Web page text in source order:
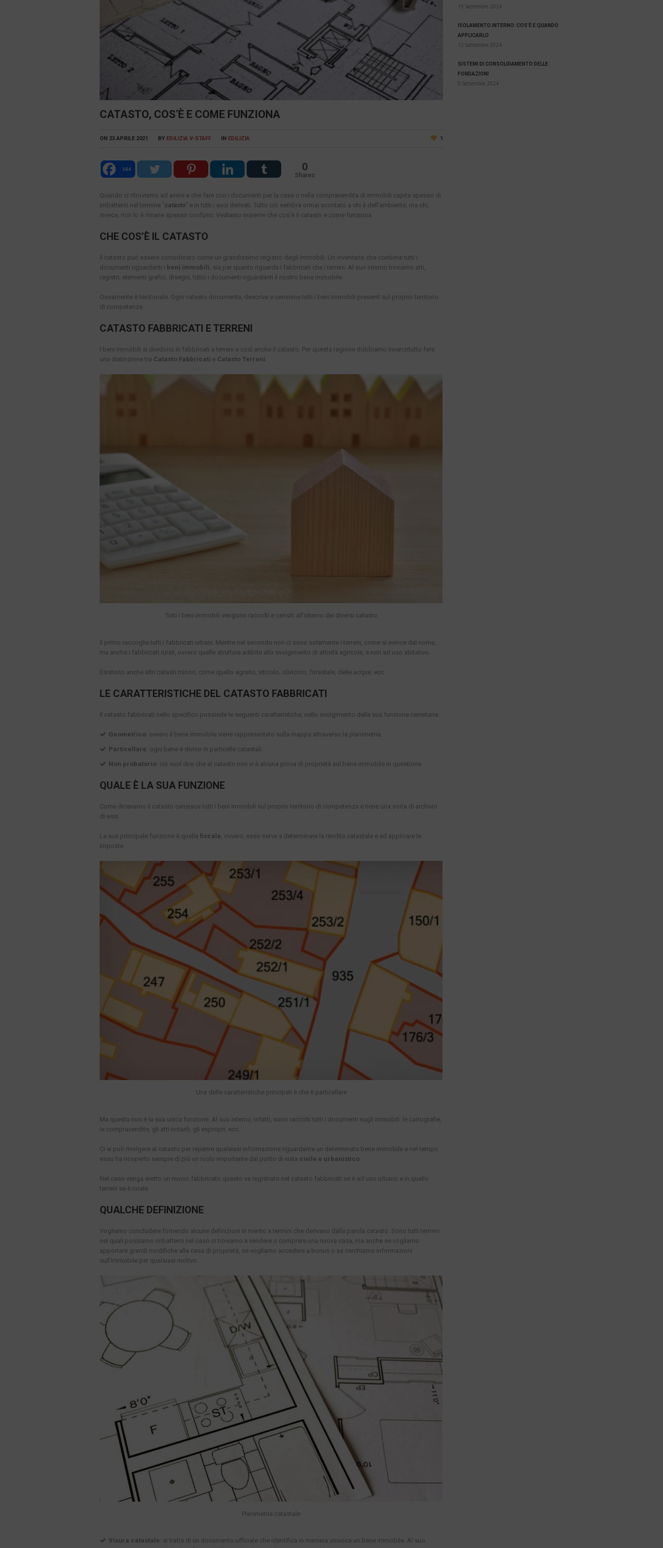
CATASTO, COS’È E COME FUNZIONA
1
ON 23 APRILE 2021 BY EDILIZIA V-STAFF IN EDILIZIA
164 0
Shares
Quando ci ritroviamo ad avere a che fare con i documenti per la casa o nella compravendita di immobili capita spesso di
imbatterci nel termine “catasto” e in tutti i suoi derivati. Tutto ciò sembra ormai scontato a chi è dell’ambiente, ma chi,
invece, non lo è rimane spesso confuso. Vediamo insieme che cos’è il catasto e come funziona.
CHE COS’È IL CATASTO
Il catasto può essere considerato come un grandissimo registro degli immobili. Un inventario che contiene tutti i
documenti riguardanti i beni immobili, sia per quanto riguarda i fabbricati che i terreni. Al suo interno troviamo atti,
registri, elementi grafici, disegni, tutto i documenti riguardanti il nostro bene immobile.
Ovviamente è territoriale. Ogni catasto documenta, descrive e censisce tutti i beni immobili presenti sul proprio territorio
di competenza.
CATASTO FABBRICATI E TERRENI
I beni immobili si dividono in fabbricati e terreni e così anche il catasto. Per questa ragione dobbiamo innanzitutto fare
una distinzione tra Catasto Fabbricati e Catasto Terreni.
Tutti i beni immobili vengono raccolti e censiti all’interno dei diversi catasto
Il primo raccoglie tutti i fabbricati urbani. Mentre nel secondo non ci sono solamente i terreni, come si evince dal nome,
ma anche i fabbricati rurali, ovvero quelle strutture adibite allo svolgimento di attività agricole, e non ad uso abitativo.
Esistono anche altri catasti minori, come quello agrario, viticolo, olivicolo, forestale, delle acque, ecc.
LE CARATTERISTICHE DEL CATASTO FABBRICATI
Il catasto fabbricati nello specifico possiede le seguenti caratteristiche, nello svolgimento della sua funzione censitaria:
Geometrico: ovvero il bene immobile viene rappresentato sulla mappa attraverso la planimetria.
Particellare: ogni bene è diviso in particelle catastali.
Non probatorio: ciò vuol dire che al catasto non vi è alcuna prova di proprietà sul bene immobile in questione.
QUALE È LA SUA FUNZIONE
Come dicevamo il catasto censisce tutti i beni immobili sul proprio territorio di competenza e tiene una sorta di archivio
di essi.
La sua principale funzione è quella fiscale, ovvero, esso serve a determinare la rendita catastale e ad applicare le
imposte.
Una delle caratteristiche principali è che è particellare
Ma questa non è la sua unica funzione. Al suo interno, infatti, sono raccolti tutti i documenti sugli immobili: le cartografie,
le compravendite, gli atti notarili, gli espropri, ecc.
Ci si può rivolgere al catasto per reperire qualsiasi informazione riguardante un determinato bene immobile e nel tempo
esso ha ricoperto sempre di più un ruolo importante dal punto di vista civile e urbanistico.
Nel caso venga eretto un nuovo fabbricato questo va registrato nel catasto fabbricati se è ad uso urbano e in quello
terreni se è rurale.
QUALCHE DEFINIZIONE
Vogliamo concludere fornendo alcune definizioni in merito a termini che derivano dalla parola catasto. Sono tutti termini
nei quali possiamo imbatterci nel caso ci troviamo a vendere o comprare una nuova casa, ma anche se vogliamo
apportare grandi modifiche alla casa di proprietà, se vogliamo accedere a bonus o se cerchiamo informazioni
sull’immobile per qualsiasi motivo.
Planimetria catastale
Visura catastale: si tratta di un documento ufficiale che identifica in maniera univoca un bene immobile. Al suo
19 Settembre 2024
ISOLAMENTO INTERNO: COS’È E QUANDO
APPLICARLO
12 Settembre 2024
SISTEMI DI CONSOLIDAMENTO DELLE
FONDAZIONI
5 Settembre 2024